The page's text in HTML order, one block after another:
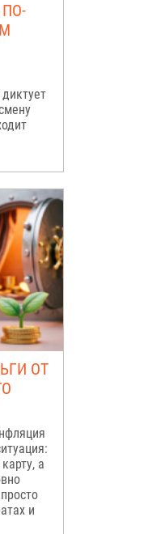
ОТ
а
и